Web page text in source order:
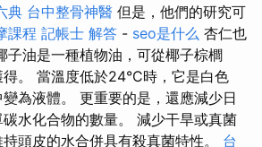
典 台中整骨神醫 但是，他們的研究可
課程 記帳士 解答 - seo是什么 杏仁也
子油是一種植物油，可從椰子棕櫚
得。 當溫度低於24°C時，它是白色
為液體。 更重要的是，還應減少日
水化合物的數量。 減少干旱或真菌
頭皮的水合併具有殺真菌特性。 台